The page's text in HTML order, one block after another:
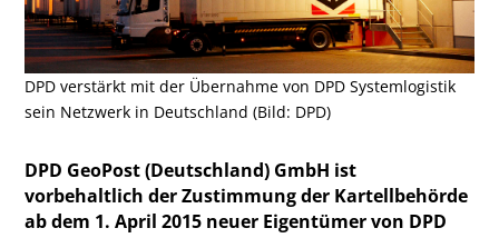
DPD verstärkt mit der Übernahme von DPD Systemlogistik
sein Netzwerk in Deutschland (Bild: DPD)
DPD GeoPost (Deutschland) GmbH ist
vorbehaltlich der Zustimmung der Kartellbehörde
ab dem 1. April 2015 neuer Eigentümer von DPD